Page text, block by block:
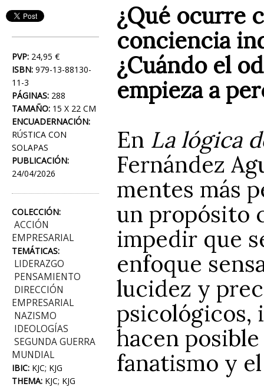
PVP: 24,95 €
ISBN: 979-13-88130-
11-3
PÁGINAS: 288
TAMAÑO: 15 X 22 CM
ENCUADERNACIÓN:
RÚSTICA CON
SOLAPAS
PUBLICACIÓN:
24/04/2026
COLECCIÓN:
ACCIÓN
EMPRESARIAL
TEMÁTICAS:
LIDERAZGO
PENSAMIENTO
DIRECCIÓN
EMPRESARIAL
NAZISMO
IDEOLOGÍAS
SEGUNDA GUERRA
MUNDIAL
IBIC: KJC; KJG
THEMA: KJC; KJG
¿Qué ocurre
conciencia
¿Cuándo el
empieza a
En La lógica
Fernández
mentes más
un propósito
impedir que
enfoque
lucidez y
psicológicos,
hacen
fanatismo y